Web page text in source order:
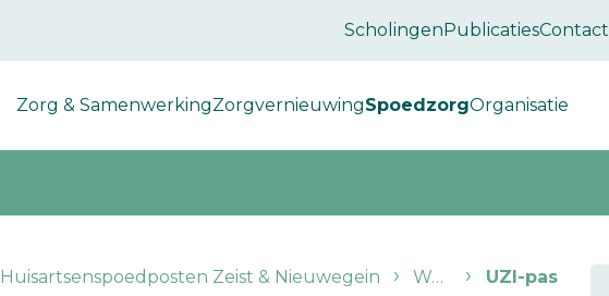
ScholingenPublicatiesContact
Zorg & SamenwerkingZorgvernieuwingSpoedzorgOrganisatie
Huisartsenspoedposten Zeist & Nieuwegein Waarnemen UZI-pas